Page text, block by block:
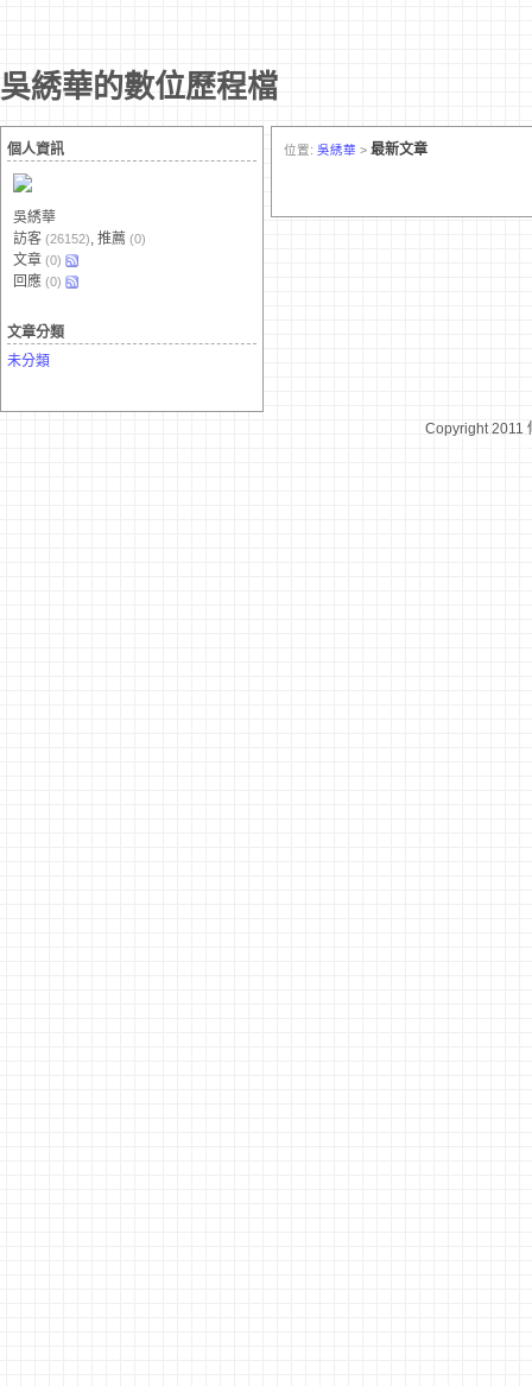
吳綉華的數位歷程檔
個人資訊
吳綉華
訪客 (26152), 推薦 (0)
文章 (0)
回應 (0)
文章分類
未分類
位置: 吳綉華 > 最新文章
Copyright 2011